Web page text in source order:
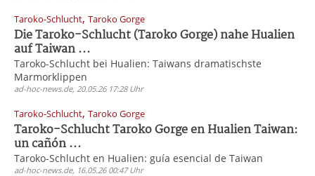
Taroko-Schlucht, Taroko Gorge
Die Taroko-Schlucht (Taroko Gorge) nahe Hualien
auf Taiwan ...
Taroko-Schlucht bei Hualien: Taiwans dramatischste
Marmorklippen
ad-hoc-news.de, 20.05.26 17:28 Uhr
Taroko-Schlucht, Taroko Gorge
Taroko-Schlucht Taroko Gorge en Hualien Taiwan:
un cañón ...
Taroko-Schlucht en Hualien: guía esencial de Taiwan
ad-hoc-news.de, 16.05.26 00:47 Uhr